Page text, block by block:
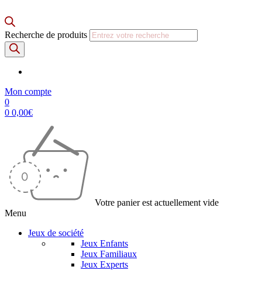
Recherche de produits
Mon compte
0
0 0,00€
Votre panier est actuellement vide
Menu
Jeux de société
Jeux Enfants
Jeux Familiaux
Jeux Experts